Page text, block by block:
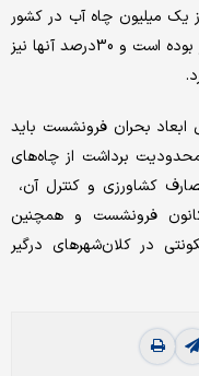
میلیون چاه آب در کشور
ایجاد شده که 80‌درصد آنها در سه دهه اخیر بوده است و 30‌درصد آنها نیز
ابعاد بحران فرونشست باید
برداشت از چاه‌‌های
کشاورزی و کنترل آن،
کانون فرونشست و همچنین
در کلان‌شهرهای درگیر